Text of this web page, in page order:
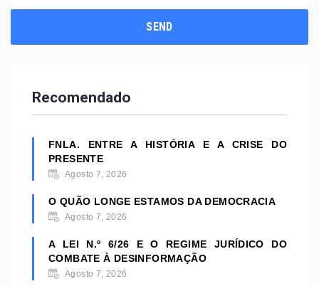
Recomendado
FNLA. ENTRE A HISTÓRIA E A CRISE DO
PRESENTE
Agosto 7, 2026
O QUÃO LONGE ESTAMOS DA DEMOCRACIA
Agosto 7, 2026
A LEI N.º 6/26 E O REGIME JURÍDICO DO
COMBATE À DESINFORMAÇÃO
Agosto 7, 2026